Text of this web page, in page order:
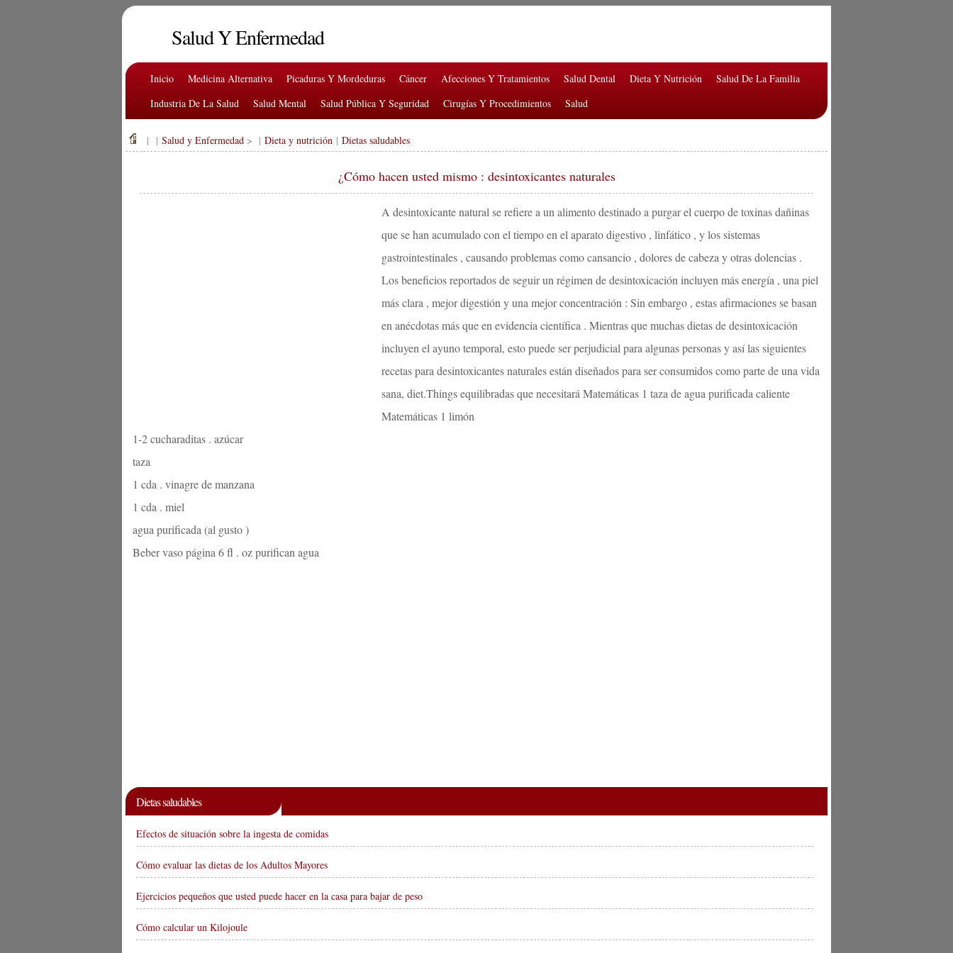
Salud Y Enfermedad
Inicio Medicina Alternativa Picaduras Y Mordeduras Cáncer Afecciones Y Tratamientos Salud Dental Dieta Y Nutrición
Salud De La Familia
Industria De La Salud
Salud Mental Salud Pública Y Seguridad Cirugías Y Procedimientos Salud
| | Salud y Enfermedad > | Dieta y nutrición | Dietas saludables
¿Cómo hacen usted mismo : desintoxicantes naturales
A desintoxicante natural se refiere a un alimento destinado a purgar el cuerpo de toxinas dañinas
que se han acumulado con el tiempo en el aparato digestivo , linfático , y los sistemas
gastrointestinales , causando problemas como cansancio , dolores de cabeza y otras dolencias .
Los beneficios reportados de seguir un régimen de desintoxicación incluyen más energía , una piel
más clara , mejor digestión y una mejor concentración : Sin embargo , estas afirmaciones se basan
en anécdotas más que en evidencia científica . Mientras que muchas dietas de desintoxicación
incluyen el ayuno temporal, esto puede ser perjudicial para algunas personas y así las siguientes
recetas para desintoxicantes naturales están diseñados para ser consumidos como parte de una vida
sana, diet.Things equilibradas que necesitará Matemáticas 1 taza de agua purificada caliente
Matemáticas 1 limón
1-2 cucharaditas . azúcar
taza
1 cda . vinagre de manzana
1 cda . miel
agua purificada (al gusto )
Beber vaso página 6 fl . oz purifican agua
Dietas saludables
Efectos de situación sobre la ingesta de comidas
Cómo evaluar las dietas de los Adultos Mayores
Ejercicios pequeños que usted puede hacer en la casa para bajar de peso
Cómo calcular un Kilojoule